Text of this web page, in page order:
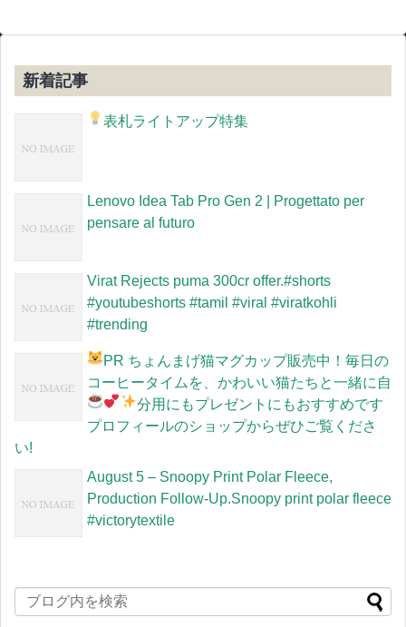
新着記事
表札ライトアップ特集
Lenovo Idea Tab Pro Gen 2 | Progettato per
pensare al futuro
Virat Rejects puma 300cr offer.#shorts
#youtubeshorts #tamil #viral #viratkohli
#trending
PR ちょんまげ猫マグカップ販売中！毎日の
コーヒータイムを、かわいい猫たちと一緒に 自
分用にもプレゼントにもおすすめです
プロフィールのショップからぜひご覧くださ
い!
August 5 – Snoopy Print Polar Fleece,
Production Follow-Up.Snoopy print polar fleece
#victorytextile